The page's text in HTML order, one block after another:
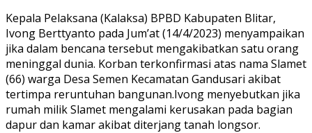
Kepala Pelaksana (Kalaksa) BPBD Kabupaten Blitar,
Ivong Berttyanto pada Jum’at (14/4/2023) menyampaikan
jika dalam bencana tersebut mengakibatkan satu orang
meninggal dunia. Korban terkonfirmasi atas nama Slamet
(66) warga Desa Semen Kecamatan Gandusari akibat
tertimpa reruntuhan bangunan.Ivong menyebutkan jika
rumah milik Slamet mengalami kerusakan pada bagian
dapur dan kamar akibat diterjang tanah longsor.